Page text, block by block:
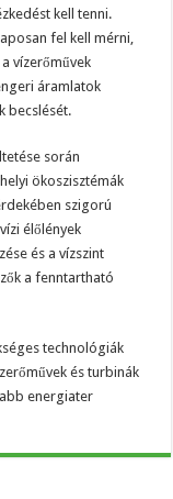
kell tenni.
fel kell mérni,
vízerőművek
áramlatok
becslését.
során
ökoszisztémák
szigorú
élőlények
és a vízszint
a fenntartható
technológiák
és turbinák
energiater